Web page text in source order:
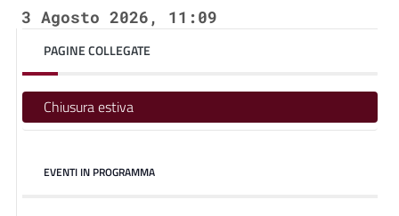
3 Agosto 2026, 11:09
PAGINE COLLEGATE
Chiusura estiva
EVENTI IN PROGRAMMA